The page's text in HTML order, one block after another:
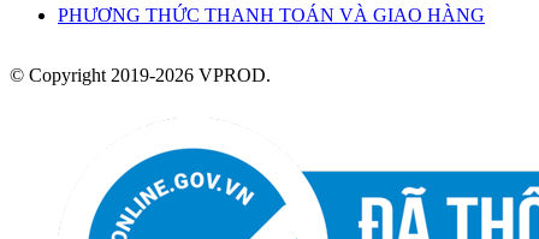
PHƯƠNG THỨC THANH TOÁN VÀ GIAO HÀNG
© Copyright 2019-2026 VPROD.